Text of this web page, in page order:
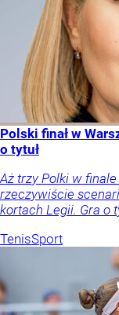
Polski finał w
o tytuł
Aż trzy Polki w
rzeczywiście
kortach Legii. Gra o
TenisSport